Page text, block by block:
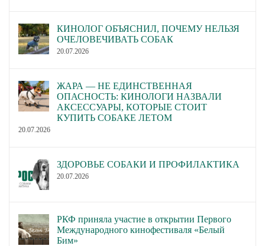
КИНОЛОГ ОБЪЯСНИЛ, ПОЧЕМУ НЕЛЬЗЯ
ОЧЕЛОВЕЧИВАТЬ СОБАК
20.07.2026
ЖАРА — НЕ ЕДИНСТВЕННАЯ
ОПАСНОСТЬ: КИНОЛОГИ НАЗВАЛИ
АКСЕССУАРЫ, КОТОРЫЕ СТОИТ
КУПИТЬ СОБАКЕ ЛЕТОМ
20.07.2026
ЗДОРОВЬЕ СОБАКИ И ПРОФИЛАКТИКА
20.07.2026
РКФ приняла участие в открытии Первого
Международного кинофестиваля «Белый
Бим»